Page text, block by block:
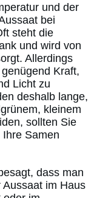
und der
bei
steht die
und wird von
Allerdings
Kraft,
Licht zu
deshalb lange,
kleinem
sollten Sie
Samen
dass man
im Haus